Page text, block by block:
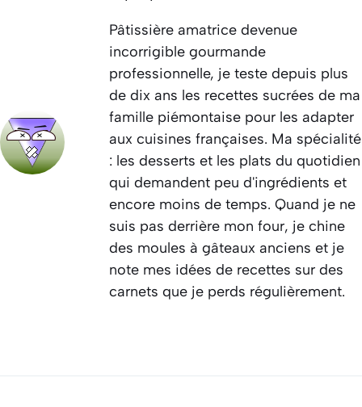
Pâtissière amatrice devenue
incorrigible gourmande
professionnelle, je teste depuis plus
de dix ans les recettes sucrées de ma
famille piémontaise pour les adapter
aux cuisines françaises. Ma spécialité
: les desserts et les plats du quotidien
qui demandent peu d'ingrédients et
encore moins de temps. Quand je ne
suis pas derrière mon four, je chine
des moules à gâteaux anciens et je
note mes idées de recettes sur des
carnets que je perds régulièrement.